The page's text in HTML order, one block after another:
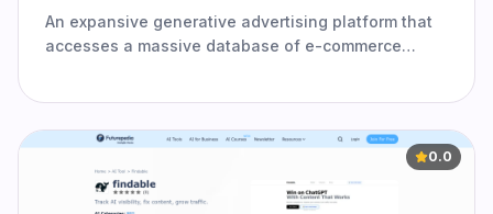
An expansive generative advertising platform that
accesses a massive database of e-commerce
0.0